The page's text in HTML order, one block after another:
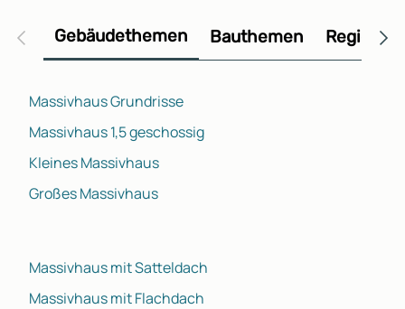
Gebäudethemen Bauthemen
Massivhaus Grundrisse
Massivhaus 1,5 geschossig
Kleines Massivhaus
Großes Massivhaus
Massivhaus mit Satteldach
Massivhaus mit Flachdach